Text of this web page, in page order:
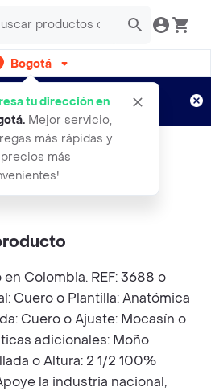
Bogotá
tu dirección en
. Mejor servicio,
más rápidas y
más
por semanas
Aplican TyC
Romulo
Colombia. REF: 3688 o
Cuero o Plantilla: Anatómica
Cuero o Ajuste: Mocasín o
adicionales: Moño
o Altura: 2 1/2 100%
la industria nacional,